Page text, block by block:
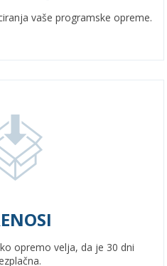
vaše programske opreme.
opremo velja, da je 30 dni